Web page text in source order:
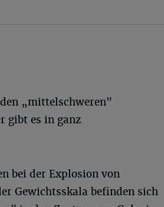
„mittelschweren"
gibt es in ganz
bei der Explosion von
Gewichtsskala befinden sich